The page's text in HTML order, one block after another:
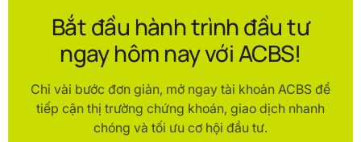
Bắt đầu hành trình đầu tư
ngay hôm nay với ACBS!
Chỉ vài bước đơn giản, mở ngay tài khoản ACBS để
tiếp cận thị trường chứng khoán, giao dịch nhanh
chóng và tối ưu cơ hội đầu tư.